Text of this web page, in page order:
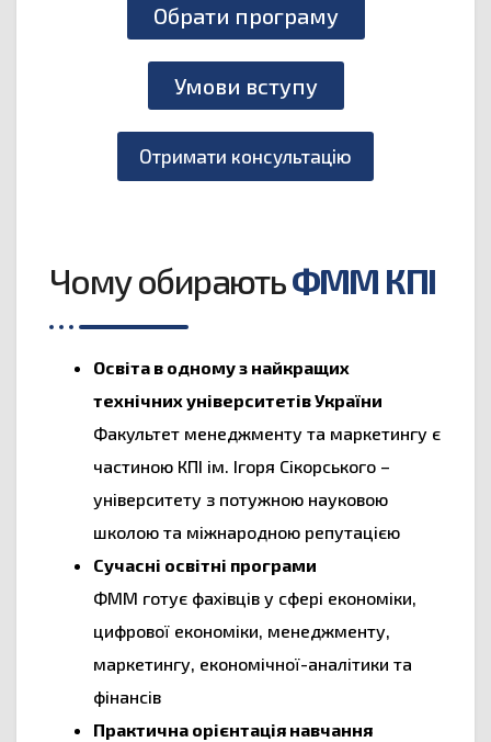
Обрати програму
Умови вступу
Отримати консультацію
Чому обираютьФММ КПІ
Освіта в одному з найкращих
технічних університетів України
Факультет менеджменту та маркетингу є
частиною КПІ ім. Ігоря Сікорського –
університету з потужною науковою
школою та міжнародною репутацією
Сучасні освітні програми
ФММ готує фахівців у сфері економіки,
цифрової економіки, менеджменту,
маркетингу, економічної-аналітики та
фінансів
Практична орієнтація навчання